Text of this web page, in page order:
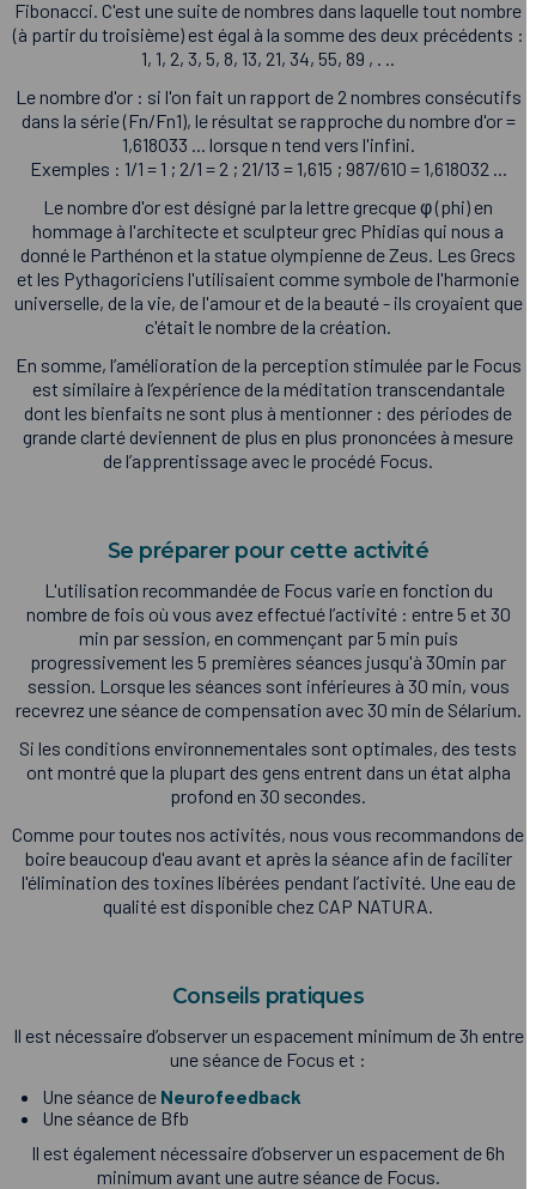
Fibonacci. C'est une suite de nombres dans laquelle tout nombre
(à partir du troisième) est égal à la somme des deux précédents :
1, 1, 2, 3, 5, 8, 13, 21, 34, 55, 89 , . ..
Le nombre d'or : si l'on fait un rapport de 2 nombres consécutifs
dans la série (Fn/Fn1), le résultat se rapproche du nombre d'or =
1,618033 ... lorsque n tend vers l'infini.
Exemples : 1/1 = 1 ; 2/1 = 2 ; 21/13 = 1,615 ; 987/610 = 1,618032 ...
Le nombre d'or est désigné par la lettre grecque φ (phi) en
hommage à l'architecte et sculpteur grec Phidias qui nous a
donné le Parthénon et la statue olympienne de Zeus. Les Grecs
et les Pythagoriciens l'utilisaient comme symbole de l'harmonie
universelle, de la vie, de l'amour et de la beauté - ils croyaient que
c'était le nombre de la création.
En somme, l’amélioration de la perception stimulée par le Focus
est similaire à l’expérience de la méditation transcendantale
dont les bienfaits ne sont plus à mentionner : des périodes de
grande clarté deviennent de plus en plus prononcées à mesure
de l’apprentissage avec le procédé Focus.
Se préparer pour cette activité
L'utilisation recommandée de Focus varie en fonction du
nombre de fois où vous avez effectué l’activité : entre 5 et 30
min par session, en commençant par 5 min puis
progressivement les 5 premières séances jusqu'à 30min par
session. Lorsque les séances sont inférieures à 30 min, vous
recevrez une séance de compensation avec 30 min de Sélarium.
Si les conditions environnementales sont optimales, des tests
ont montré que la plupart des gens entrent dans un état alpha
profond en 30 secondes.
Comme pour toutes nos activités, nous vous recommandons de
boire beaucoup d'eau avant et après la séance afin de faciliter
l'élimination des toxines libérées pendant l’activité. Une eau de
qualité est disponible chez CAP NATURA.
Conseils pratiques
Il est nécessaire d’observer un espacement minimum de 3h entre
une séance de Focus et :
Une séance de Neurofeedback
Une séance de Bfb
Il est également nécessaire d’observer un espacement de 6h
minimum avant une autre séance de Focus.